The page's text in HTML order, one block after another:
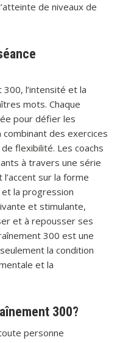
de niveaux de
300, l’intensité et la
mots. Chaque
pour défier les
des exercices
flexibilité. Les coachs
à travers une série
sur la forme
la progression
et stimulante,
et à repousser ses
300 est une
la condition
et la
300?
personne